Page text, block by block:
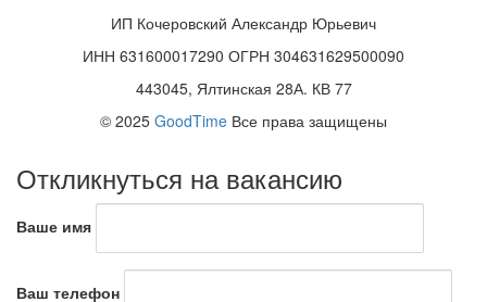
ИП Кочеровский Александр Юрьевич
ИНН 631600017290 ОГРН 304631629500090
443045, Ялтинская 28А. КВ 77
© 2025 GoodTime Все права защищены
Откликнуться на вакансию
Ваше имя
Ваш телефон